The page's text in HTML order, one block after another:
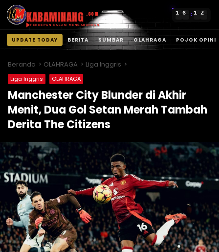
KABAMINANG .com
TERDEPAN DALAM MENGABARKAN
1 6 : 1 2
UPDATE TODAY BERITA SUMBAR OLAHRAGA POJOK OPINI
konten
Beranda OLAHRAGA Liga Inggris
Liga Inggris OLAHRAGA
Manchester City Blunder di Akhir
Menit, Dua Gol Setan Merah Tambah
Derita The Citizens